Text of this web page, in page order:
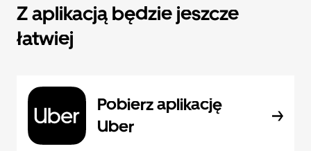
Z aplikacją będzie jeszcze
łatwiej
Pobierz aplikację
Uber